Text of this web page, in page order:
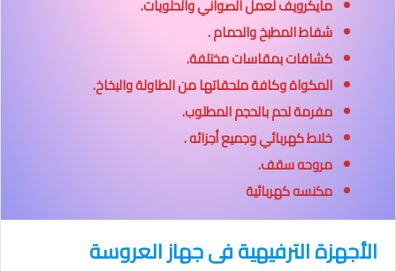
مايكرويف لعمل الصواني والحلويات.
شفاط المطبخ والحمام .
كشافات بمقاسات مختلفة.
المكواة وكافة ملحقاتها من الطاولة والبخاخ.
مفرمة لحم بالحجم المطلوب.
خلاط كهربائي وجميع أجزائه .
مروحه سقف.
مكنسه كهربائية
الأجهزة الترفيهية فى جهاز العروسة